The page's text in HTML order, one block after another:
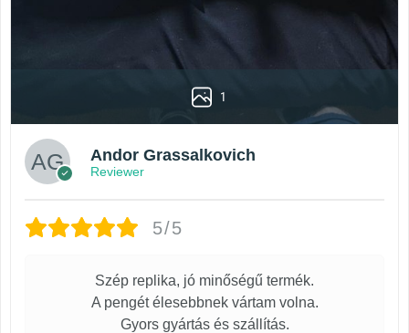
1
Andor Grassalkovich
Reviewer
5/5
Szép replika, jó minőségű termék.
A pengét élesebbnek vártam volna.
Gyors gyártás és szállítás.